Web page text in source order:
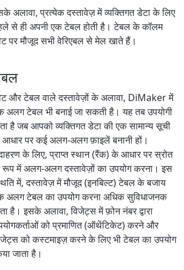
अलावा, प्रत्येक दस्तावेज़ में व्यक्तिगत डेटा के लिए
से ही अपनी एक टेबल होती है। टेबल के कॉलम
पर मौजूद सभी वेरिएबल से मेल खाते हैं।
और टेबल वाले दस्तावेज़ों के अलावा, DiMaker में
अलग टेबल भी बनाई जा सकती है। यह तब उपयोगी
है जब आपको व्यक्तिगत डेटा की एक सामान्य सूची
पर कई अलग-अलग फ़ाइलें बनानी हों।
के लिए, प्राप्त स्थान (रैंक) के आधार पर स्रोत
में अलग-अलग दस्तावेज़ों का उपयोग करना। इस
में, दस्तावेज़ में मौजूद (इनबिल्ट) टेबल के बजाय
अलग टेबल का उपयोग करना अधिक सुविधाजनक
है। इसके अलावा, विजेट्स में फ़ोन नंबर द्वारा
को प्रमाणित (ऑथेंटिकेट) करने और
को कस्टमाइज़ करने के लिए भी टेबल का उपयोग
जाता है।